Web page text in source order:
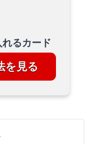
るカード
を見る